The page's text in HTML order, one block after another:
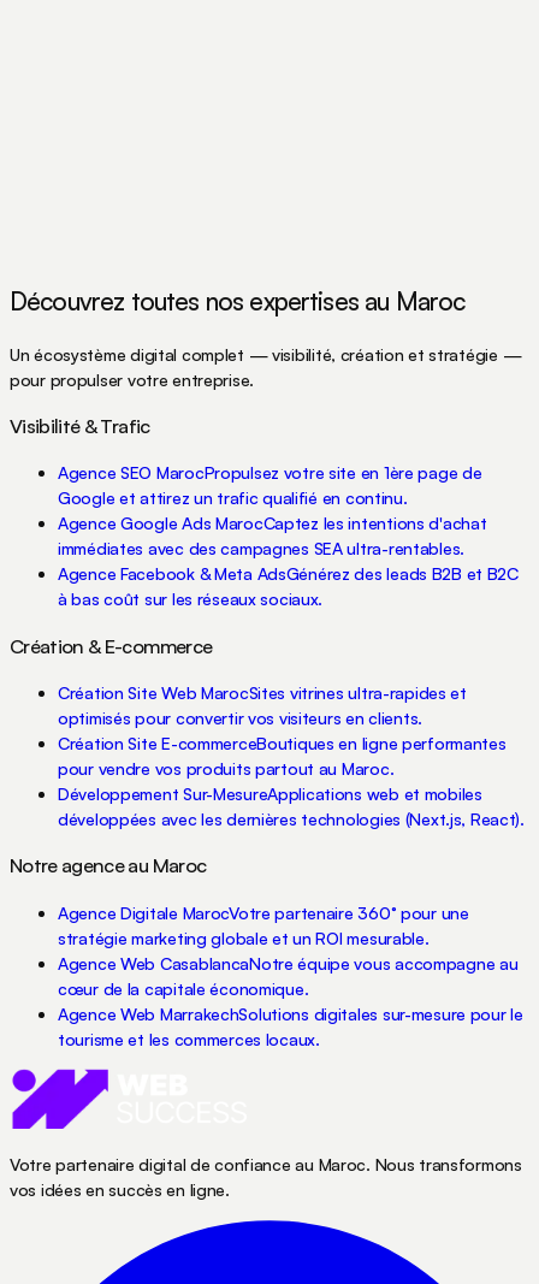
Découvrez toutes nos expertises au Maroc
Un écosystème digital complet — visibilité, création et stratégie —
pour propulser votre entreprise.
Visibilité & Trafic
Agence SEO MarocPropulsez votre site en 1ère page de
Google et attirez un trafic qualifié en continu.
Agence Google Ads MarocCaptez les intentions d'achat
immédiates avec des campagnes SEA ultra-rentables.
Agence Facebook & Meta AdsGénérez des leads B2B et B2C
à bas coût sur les réseaux sociaux.
Création & E-commerce
Création Site Web MarocSites vitrines ultra-rapides et
optimisés pour convertir vos visiteurs en clients.
Création Site E-commerceBoutiques en ligne performantes
pour vendre vos produits partout au Maroc.
Développement Sur-MesureApplications web et mobiles
développées avec les dernières technologies (Next.js, React).
Notre agence au Maroc
Agence Digitale MarocVotre partenaire 360° pour une
stratégie marketing globale et un ROI mesurable.
Agence Web CasablancaNotre équipe vous accompagne au
cœur de la capitale économique.
Agence Web MarrakechSolutions digitales sur-mesure pour le
tourisme et les commerces locaux.
Votre partenaire digital de confiance au Maroc. Nous transformons
vos idées en succès en ligne.